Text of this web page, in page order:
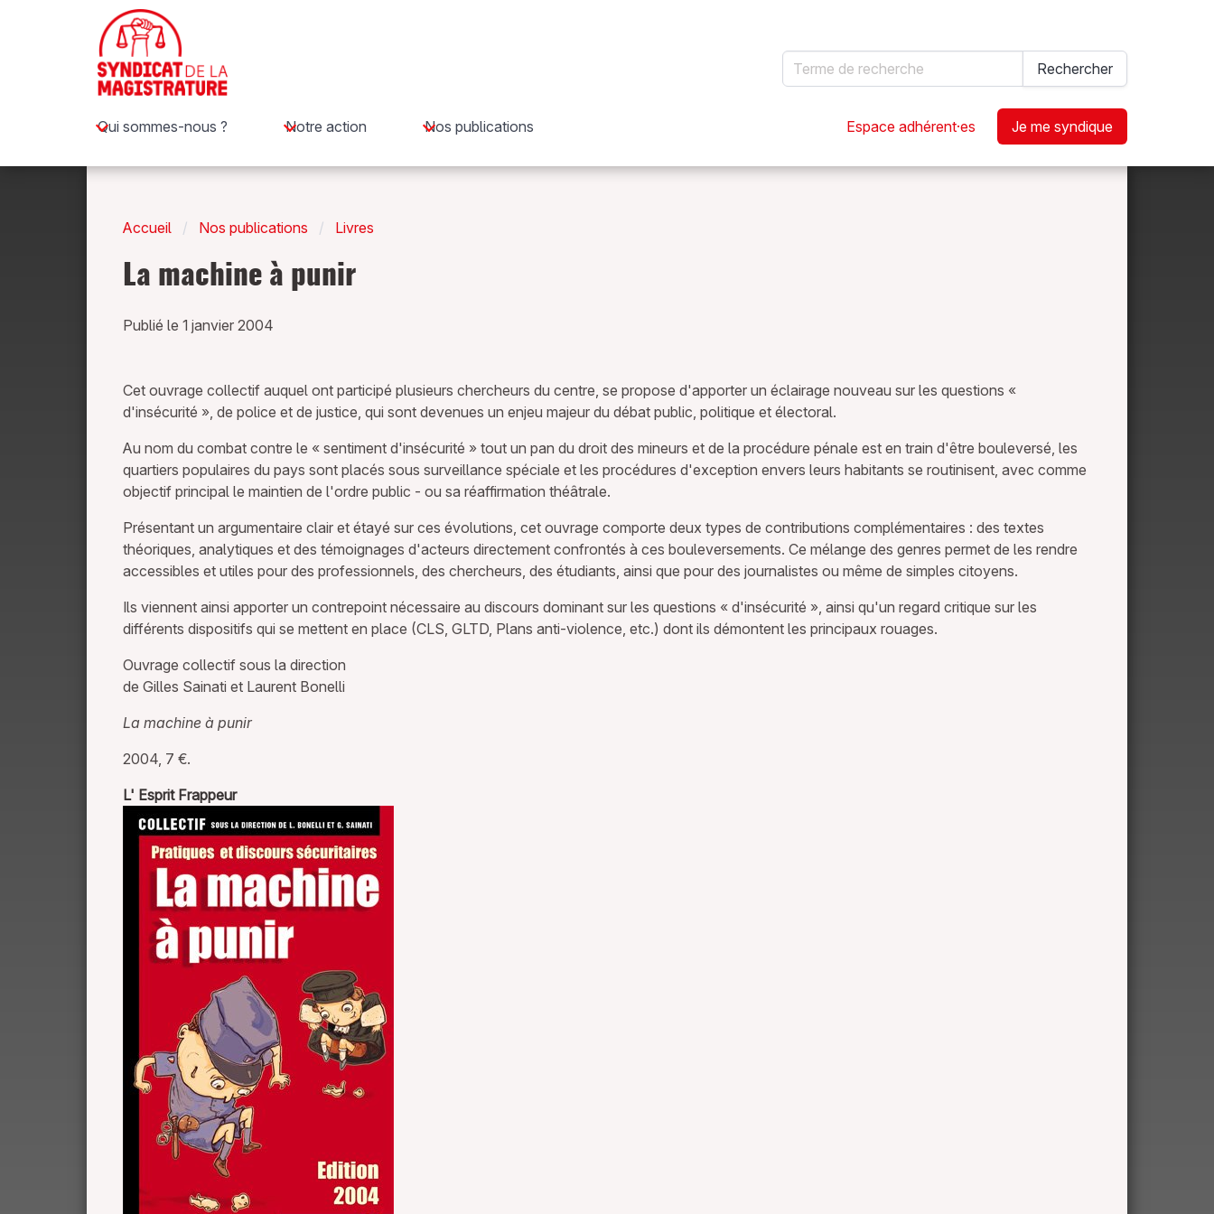
Rechercher Rechercher
Qui sommes-nous ? Notre action Nos publications Espace adhérent·es Je me syndique
Accueil Nos publications Livres
La machine à punir
Publié le 1 janvier 2004
Cet ouvrage collectif auquel ont participé plusieurs chercheurs du centre, se propose d'apporter un éclairage nouveau sur les questions «
d'insécurité », de police et de justice, qui sont devenues un enjeu majeur du débat public, politique et électoral.
Au nom du combat contre le « sentiment d'insécurité » tout un pan du droit des mineurs et de la procédure pénale est en train d'être bouleversé, les
quartiers populaires du pays sont placés sous surveillance spéciale et les procédures d'exception envers leurs habitants se routinisent, avec comme
objectif principal le maintien de l'ordre public - ou sa réaffirmation théâtrale.
Présentant un argumentaire clair et étayé sur ces évolutions, cet ouvrage comporte deux types de contributions complémentaires : des textes
théoriques, analytiques et des témoignages d'acteurs directement confrontés à ces bouleversements. Ce mélange des genres permet de les rendre
accessibles et utiles pour des professionnels, des chercheurs, des étudiants, ainsi que pour des journalistes ou même de simples citoyens.
Ils viennent ainsi apporter un contrepoint nécessaire au discours dominant sur les questions « d'insécurité », ainsi qu'un regard critique sur les
différents dispositifs qui se mettent en place (CLS, GLTD, Plans anti-violence, etc.) dont ils démontent les principaux rouages.
Ouvrage collectif sous la direction
de Gilles Sainati et Laurent Bonelli
La machine à punir
2004, 7 €.
L' Esprit Frappeur